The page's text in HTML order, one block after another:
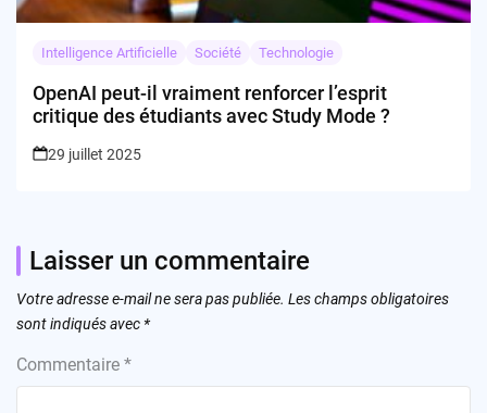
Intelligence Artificielle Société Technologie
OpenAI peut-il vraiment renforcer l’esprit
critique des étudiants avec Study Mode ?
29 juillet 2025
Laisser un commentaire
Votre adresse e-mail ne sera pas publiée. Les champs obligatoires
sont indiqués avec *
Commentaire *